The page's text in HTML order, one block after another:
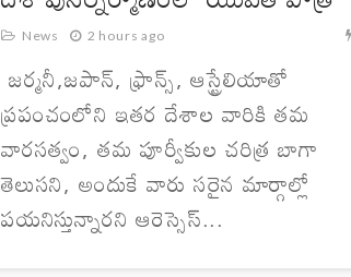
News 2 hours ago
జర్మనీ,జపాన్, ఫ్రాన్స్, ఆస్ట్రేలియాతో
ప్రపంచంలోని ఇతర దేశాల వారికి తమ
వారసత్వం, తమ పూర్వీకుల చరిత్ర బాగా
తెలుసని, అందుకే వారు సరైన మార్గాల్లో
పయనిస్తున్నారని ఆరెస్సెస్...